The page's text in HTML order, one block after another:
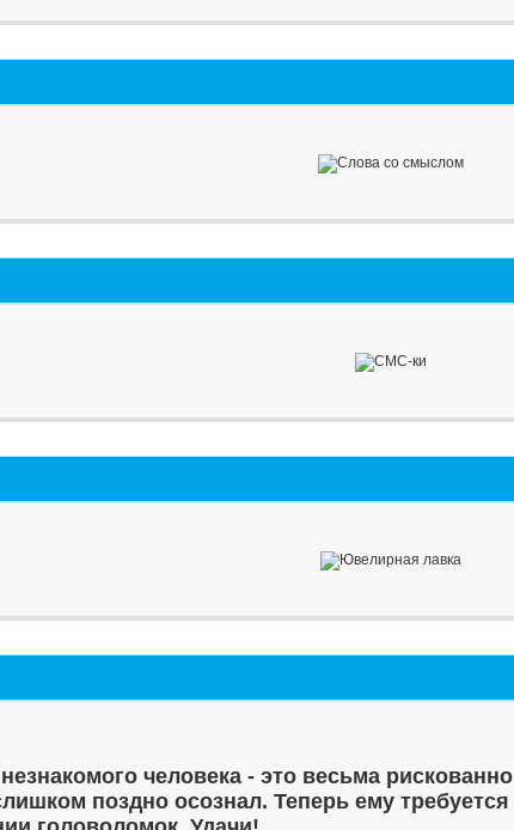
человека - это весьма рискованно
поздно осознал. Теперь ему требуется